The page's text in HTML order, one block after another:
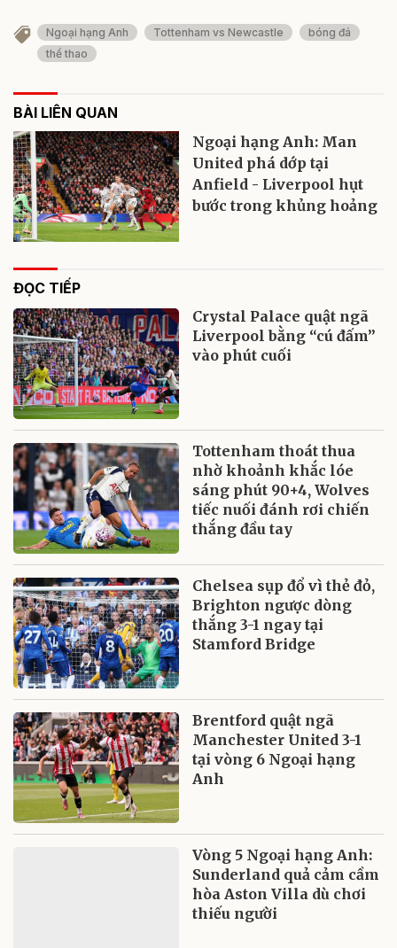
Ngoại hạng Anh Tottenham vs Newcastle
bóng đá
thể thao
BÀI LIÊN QUAN
Ngoại hạng Anh: Man
United phá dớp tại
Anfield - Liverpool hụt
bước trong khủng hoảng
ĐỌC TIẾP
Crystal Palace quật ngã
Liverpool bằng “cú đấm”
vào phút cuối
Tottenham thoát thua
nhờ khoảnh khắc lóe
sáng phút 90+4, Wolves
tiếc nuối đánh rơi chiến
thắng đầu tay
Chelsea sụp đổ vì thẻ đỏ,
Brighton ngược dòng
thắng 3-1 ngay tại
Stamford Bridge
Brentford quật ngã
Manchester United 3-1
tại vòng 6 Ngoại hạng
Anh
Vòng 5 Ngoại hạng Anh:
Sunderland quả cảm cầm
hòa Aston Villa dù chơi
thiếu người